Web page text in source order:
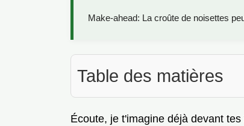
Make-ahead: La croûte de noisettes
Table des matières
Écoute, je t'imagine déjà devant